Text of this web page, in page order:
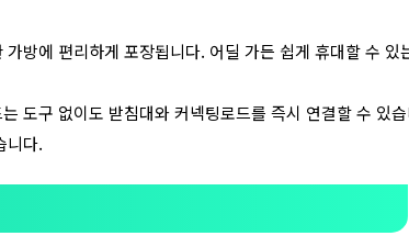
방에 편리하게 포장됩니다. 어딜 가든 쉽게 휴대할 수 있
도구 없이도 받침대와 커넥팅로드를 즉시 연결할 수 있
니다.